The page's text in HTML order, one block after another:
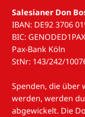
Salesianer Don
IBAN: DE92 3706
BIC: GENODED1PAX
Pax-Bank Köln
StNr: 143/242/
Spenden, die über
werden, werden
abgewickelt. Die